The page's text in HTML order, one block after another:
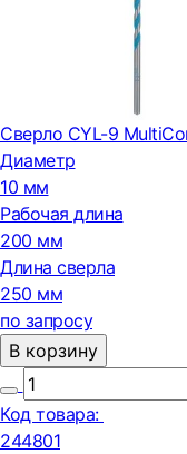
Сверло CYL-9
Диаметр
10 мм
Рабочая длина
200 мм
Длина сверла
250 мм
по запросу
В корзину
Код товара:
244801